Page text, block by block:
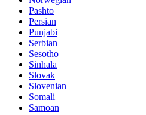
Pashto
Persian
Punjabi
Serbian
Sesotho
Sinhala
Slovak
Slovenian
Somali
Samoan